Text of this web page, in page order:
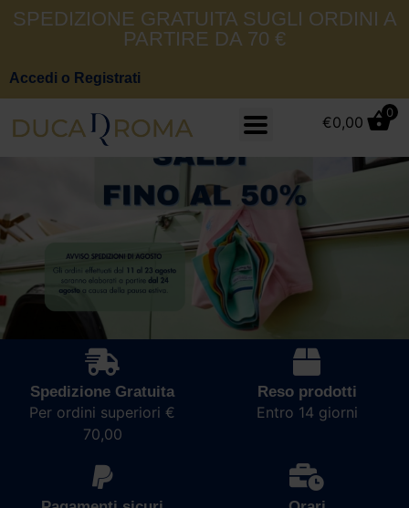
SPEDIZIONE GRATUITA SUGLI ORDINI A
PARTIRE DA 70 €
Accedi o Registrati
€0,00
0
Spedizione Gratuita
Per ordini superiori €
70,00
Reso prodotti
Entro 14 giorni